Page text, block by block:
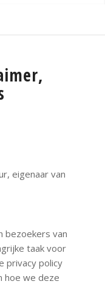
eigenaar van
bezoekers van
taak voor
privacy policy
hoe we deze